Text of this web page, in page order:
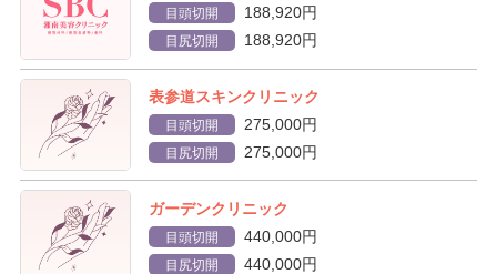
目頭切開 188,920円
目尻切開 188,920円
表参道スキンクリニック
目頭切開 275,000円
目尻切開 275,000円
ガーデンクリニック
目頭切開 440,000円
目尻切開 440,000円